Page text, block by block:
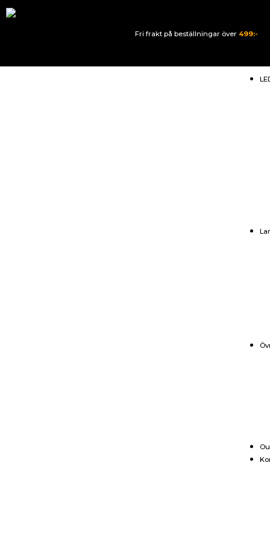
Fri frakt på beställningar över 499:-